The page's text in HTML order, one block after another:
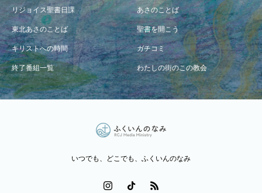
リジョイス聖書日課 あさのことば
東北あさのことば 聖書を開こう
キリストへの時間 ガチコミ
終了番組一覧 わたしの街のこの教会
いつでも、どこでも、ふくいんのなみ